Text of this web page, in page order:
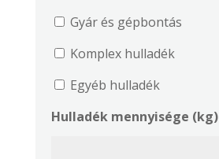
Gyár és gépbontás
Komplex hulladék
Egyéb hulladék
Hulladék mennyisége (kg)